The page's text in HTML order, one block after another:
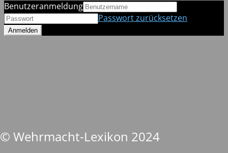
© Wehrmacht-Lexikon 2024
Benutzeranmeldung
Passwort zurücksetzen